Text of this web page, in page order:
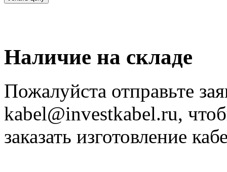
Наличие на складе
Пожалуйста отправьте
kabel@investkabel.ru,
заказать изготовление